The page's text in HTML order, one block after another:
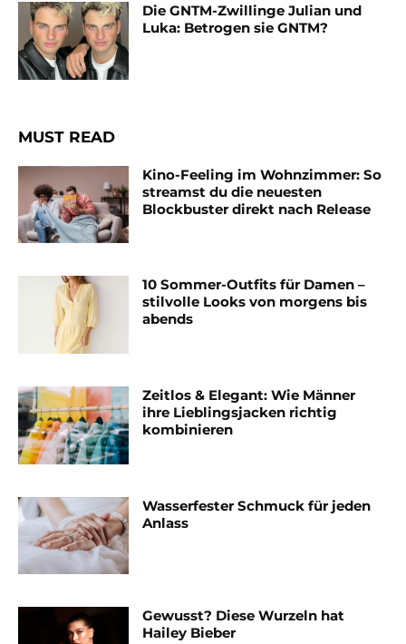
Die GNTM-Zwillinge Julian und
Luka: Betrogen sie GNTM?
MUST READ
Kino-Feeling im Wohnzimmer: So
streamst du die neuesten
Blockbuster direkt nach Release
10 Sommer-Outfits für Damen –
stilvolle Looks von morgens bis
abends
Zeitlos & Elegant: Wie Männer
ihre Lieblingsjacken richtig
kombinieren
Wasserfester Schmuck für jeden
Anlass
Gewusst? Diese Wurzeln hat
Hailey Bieber